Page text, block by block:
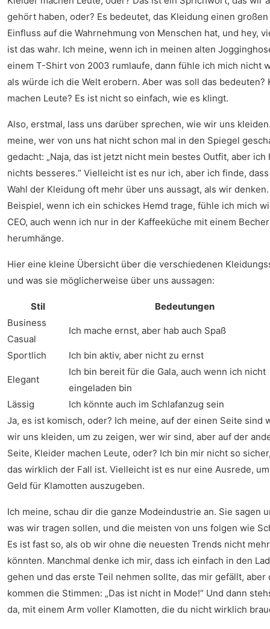
gehört haben, oder? Es bedeutet, das Kleidung einen großen
Einfluss auf die Wahrnehmung von Menschen hat, und hey,
ist das wahr. Ich meine, wenn ich in meinen alten
einem T-Shirt von 2003 rumlaufe, dann fühle ich mich nicht
als würde ich die Welt erobern. Aber was soll das bedeuten?
machen Leute? Es ist nicht so einfach, wie es klingt.
Also, erstmal, lass uns darüber sprechen, wie wir uns
meine, wer von uns hat nicht schon mal in den Spiegel
gedacht: „Naja, das ist jetzt nicht mein bestes Outfit, aber ich
nichts besseres.“ Vielleicht ist es nur ich, aber ich finde,
Wahl der Kleidung oft mehr über uns aussagt, als wir
Beispiel, wenn ich ein schickes Hemd trage, fühle ich mich
CEO, auch wenn ich nur in der Kaffeeküche mit einem
herumhänge.
Hier eine kleine Übersicht über die verschiedenen
und was sie möglicherweise über uns aussagen:
Stil
Bedeutungen
Business
Casual
Ich mache ernst, aber hab auch Spaß
Sportlich Ich bin aktiv, aber nicht zu ernst
Elegant
Ich bin bereit für die Gala, auch wenn ich nicht
eingeladen bin
Lässig
Ich könnte auch im Schlafanzug sein
Ja, es ist komisch, oder? Ich meine, auf der einen Seite sind
wir uns kleiden, um zu zeigen, wer wir sind, aber auf der
Seite, Kleider machen Leute, oder? Ich bin mir nicht so
das wirklich der Fall ist. Vielleicht ist es nur eine Ausrede,
Geld für Klamotten auszugeben.
Ich meine, schau dir die ganze Modeindustrie an. Sie sagen
was wir tragen sollen, und die meisten von uns folgen wie
Es ist fast so, als ob wir ohne die neuesten Trends nicht
könnten. Manchmal denke ich mir, dass ich einfach in den
gehen und das erste Teil nehmen sollte, das mir gefällt, aber
kommen die Stimmen: „Das ist nicht in Mode!“ Und dann
da, mit einem Arm voller Klamotten, die du nicht wirklich